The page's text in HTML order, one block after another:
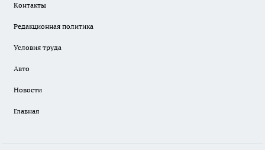
Контакты
Редакционная политика
Условия труда
Авто
Новости
Главная